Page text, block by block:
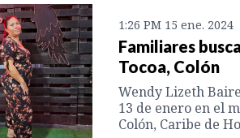
1:26 PM 15 ene. 2024
Familiares
Tocoa, Colón
Wendy Lizeth
13 de enero en el
Colón, Caribe de